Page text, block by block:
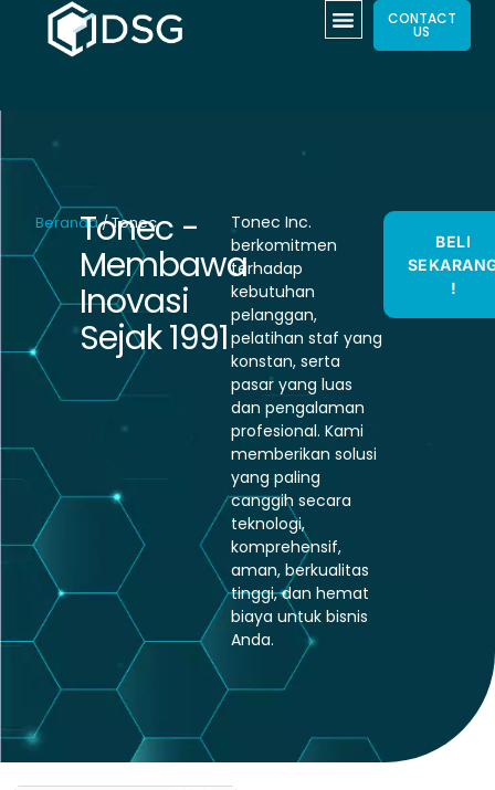
CONTACT
US
Beranda/ Tonec
Tonec -
Membawa
Inovasi
Sejak 1991
Tonec Inc.
berkomitmen
terhadap
kebutuhan
pelanggan,
pelatihan staf yang
konstan, serta
pasar yang luas
dan pengalaman
profesional. Kami
memberikan solusi
yang paling
canggih secara
teknologi,
komprehensif,
aman, berkualitas
tinggi, dan hemat
biaya untuk bisnis
Anda.
BELI
!